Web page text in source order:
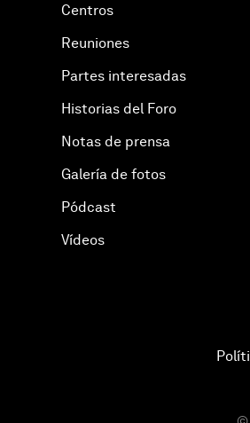
Centros
Reuniones
Partes interesadas
Historias del Foro
Notas de prensa
Galería de fotos
Pódcast
Vídeos